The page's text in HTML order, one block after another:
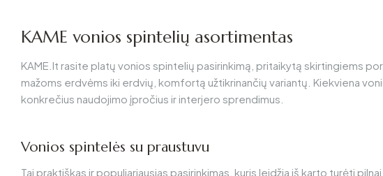
KAME vonios spintelių asortimentas
KAME.lt rasite platų vonios spintelių pasirinkimą, pritaikytą skirtingiems
mažoms erdvėms iki erdvių, komfortą užtikrinančių variantų. Kiekviena
konkrečius naudojimo įpročius ir interjero sprendimus.
Vonios spintelės su praustuvu
Tai praktiškas ir populiariausias pasirinkimas, kuris leidžia iš karto turėti